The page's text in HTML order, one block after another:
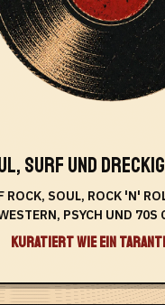
SURF UND
ROCK, SOUL, ROCK 'N'
PSYCH UND 70S
KURATIERT WIE EIN